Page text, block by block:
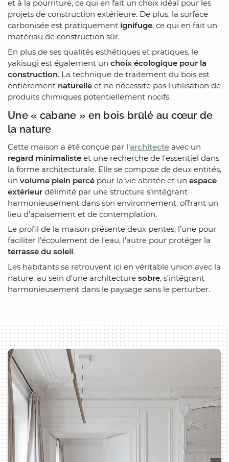
et à la pourriture, ce qui en fait un choix idéal pour les
projets de construction extérieure. De plus, la surface
carbonisée est pratiquement ignifuge, ce qui en fait un
matériau de construction sûr.
En plus de ses qualités esthétiques et pratiques, le
yakisugi est également un choix écologique pour la
construction. La technique de traitement du bois est
entièrement naturelle et ne nécessite pas l'utilisation de
produits chimiques potentiellement nocifs.
Une « cabane » en bois brûlé au cœur de
la nature
Cette maison a été conçue par l’architecte avec un
regard minimaliste et une recherche de l’essentiel dans
la forme architecturale. Elle se compose de deux entités,
un volume plein percé pour la vie abritée et un espace
extérieur délimité par une structure s’intégrant
harmonieusement dans son environnement, offrant un
lieu d’apaisement et de contemplation.
Le profil de la maison présente deux pentes, l’une pour
faciliter l’écoulement de l’eau, l’autre pour protéger la
terrasse du soleil.
Les habitants se retrouvent ici en véritable union avec la
nature, au sein d’une architecture sobre, s’intégrant
harmonieusement dans le paysage sans le perturber.